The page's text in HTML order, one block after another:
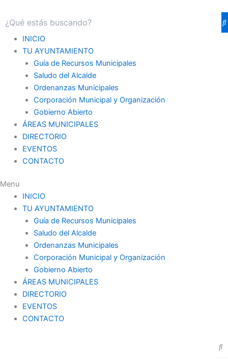
INICIO
TU AYUNTAMIENTO
Guía de Recursos Municipales
Saludo del Alcalde
Ordenanzas Municipales
Corporación Municipal y Organización
Gobierno Abierto
ÁREAS MUNICIPALES
DIRECTORIO
EVENTOS
CONTACTO
Menu
INICIO
TU AYUNTAMIENTO
Guía de Recursos Municipales
Saludo del Alcalde
Ordenanzas Municipales
Corporación Municipal y Organización
Gobierno Abierto
ÁREAS MUNICIPALES
DIRECTORIO
EVENTOS
CONTACTO